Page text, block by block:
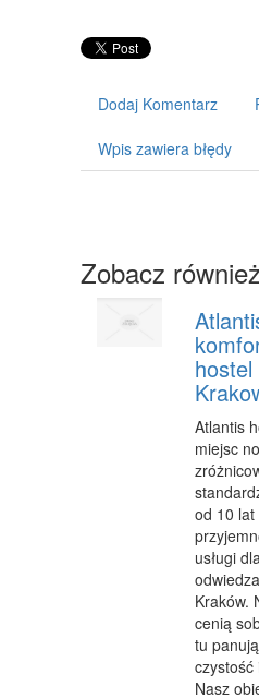
PRZEMYSŁ
USŁUGI
SALONY,
E-
AGENCJE
MATERIAŁY
INNE
IMPREZY
ZAJĘCIA
Dodaj Komentarz
Wpis zawiera błędy
Zobacz
Atlantis
miejsc
od 10
usługi
Kraków.
cenią
tu
czystość
Nasz